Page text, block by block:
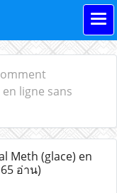
ligne sans
Meth (glace) en
อ่าน)